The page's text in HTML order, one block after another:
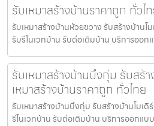
รับเหมาสร้างบ้านราคาถูก ทั่วไ
รับเหมาสร้างบ้านห้วยขวาง รับสร้างบ้านโ
รับรีโนเวทบ้าน รับต่อเติมบ้าน บริการออก
รับเหมาสร้างบ้านบึงกุ่ม รับสร้
เหมาสร้างบ้านราคาถูก ทั่วไทย
รับเหมาสร้างบ้านบึงกุ่ม รับสร้างบ้านโมเดิ
รีโนเวทบ้าน รับต่อเติมบ้าน บริการออกแบ